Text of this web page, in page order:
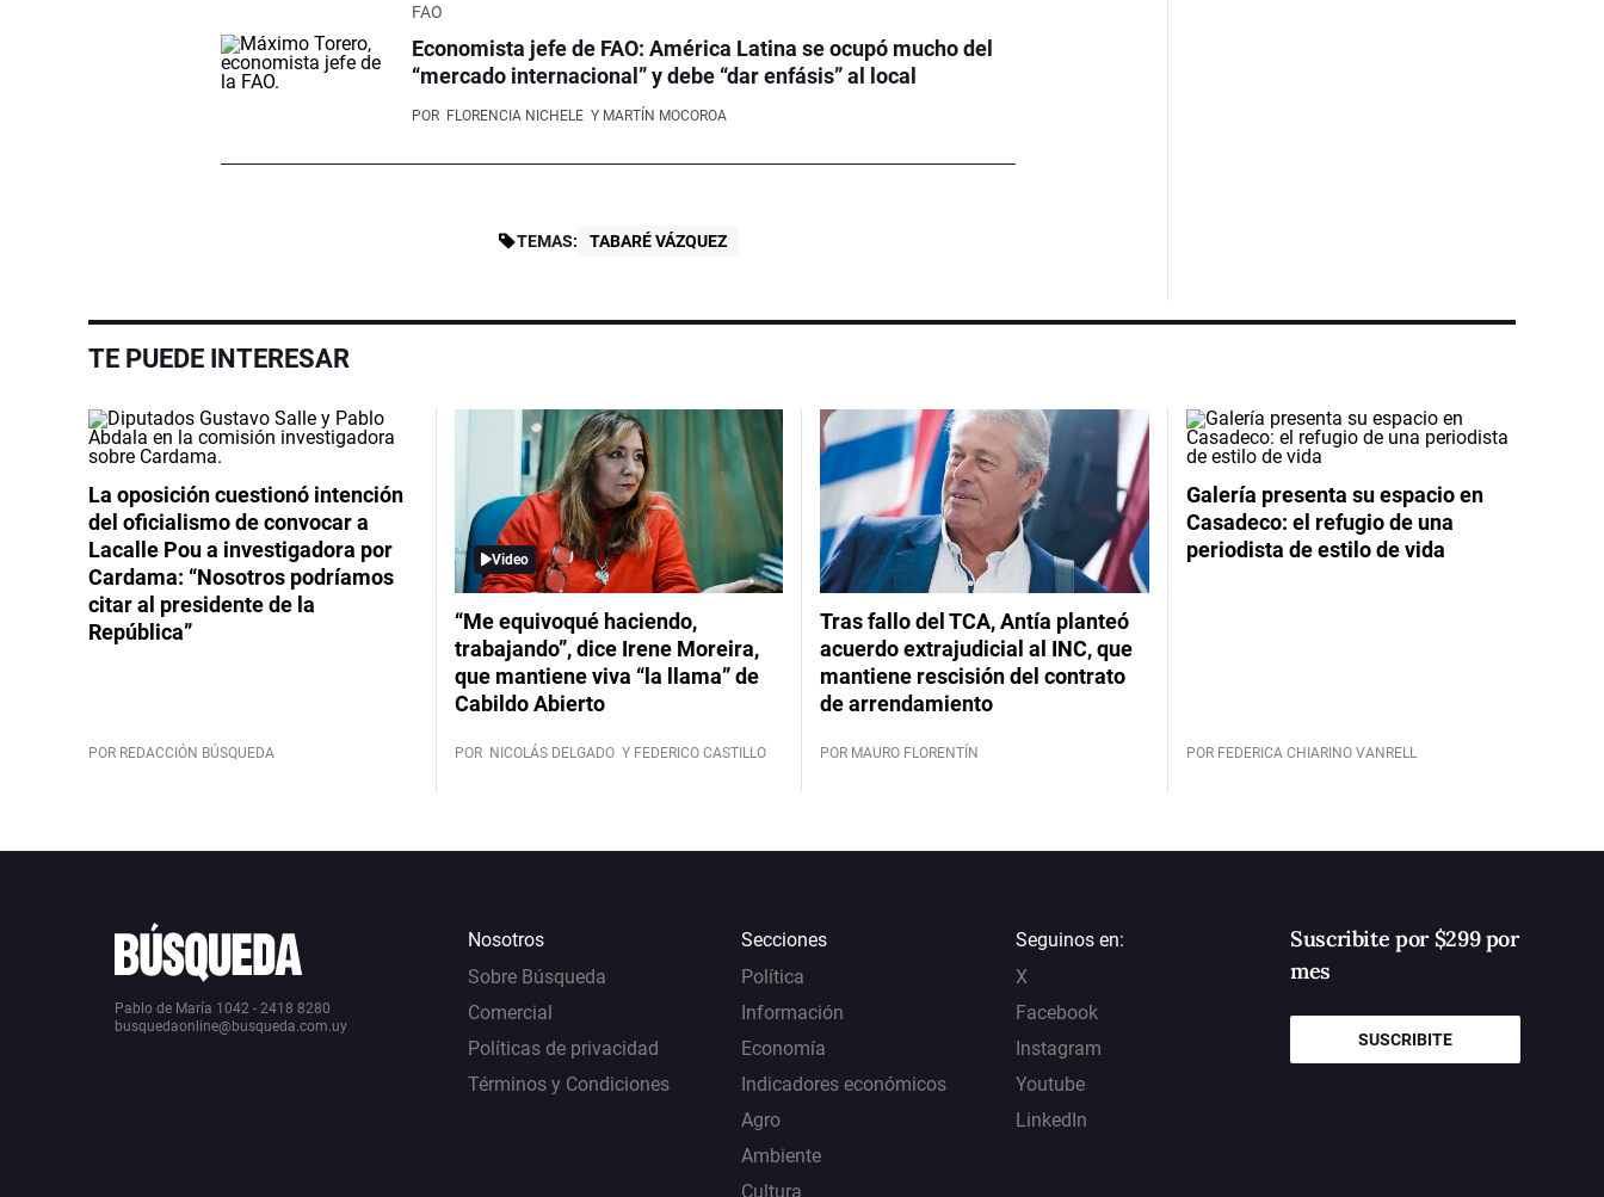
FAO
Economista jefe de FAO: América Latina se ocupó mucho del
“mercado internacional” y debe “dar enfásis” al local
POR FLORENCIA NICHELE Y MARTÍN MOCOROA
TEMAS: TABARÉ VÁZQUEZ
TE PUEDE INTERESAR
La oposición cuestionó intención
del oficialismo de convocar a
Lacalle Pou a investigadora por
Cardama: “Nosotros podríamos
citar al presidente de la
República”
POR REDACCIÓN BÚSQUEDA
Video
“Me equivoqué haciendo,
trabajando”, dice Irene Moreira,
que mantiene viva “la llama” de
Cabildo Abierto
POR NICOLÁS DELGADO Y FEDERICO CASTILLO
Tras fallo del TCA, Antía planteó
acuerdo extrajudicial al INC, que
mantiene rescisión del contrato
de arrendamiento
POR MAURO FLORENTÍN
Galería presenta su espacio en
Casadeco: el refugio de una
periodista de estilo de vida
POR FEDERICA CHIARINO VANRELL
Pablo de María 1042 - 2418 8280
busquedaonline@busqueda.com.uy
Nosotros
Sobre Búsqueda
Comercial
Políticas de privacidad
Términos y Condiciones
Secciones
Política
Información
Economía
Indicadores económicos
Agro
Ambiente
Cultura
Seguinos en:
X
Facebook
Instagram
Youtube
LinkedIn
Suscribite por $299 por
mes
SUSCRIBITE